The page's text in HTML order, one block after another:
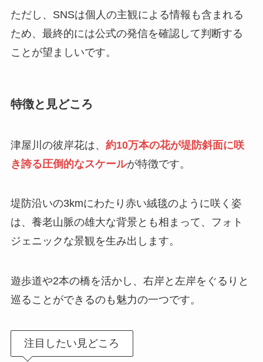
ただし、SNSは個人の主観による情報も含まれる
ため、最終的には公式の発信を確認して判断する
ことが望ましいです。
特徴と見どころ
津屋川の彼岸花は、 約10万本の花が堤防斜面に咲
き誇る圧倒的なスケールが特徴です。
堤防沿いの3kmにわたり赤い絨毯のように咲く姿
は、養老山脈の雄大な背景とも相まって、フォト
ジェニックな景観を生み出します。
遊歩道や2本の橋を活かし、右岸と左岸をぐるりと
巡ることができるのも魅力の一つです。
注目したい見どころ